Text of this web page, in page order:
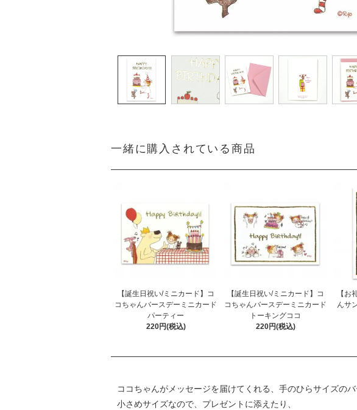
一緒に購入されている商品
【誕生日祝い/ミニカード】コ
コちゃんバースデーミニカード
パーティー
220円(税込)
【誕生日祝い/ミニカード】コ
コちゃんバースデーミニカード
トーキングココ
220円(税込)
【お
んサ
ココちゃんがメッセージを届けてくれる、手のひらサイズのバ
小さめサイズなので、プレゼントに添えたり、